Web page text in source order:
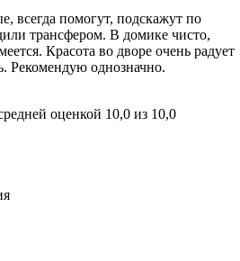
всегда помогут, подскажут по
трансфером. В домике чисто,
Красота во дворе очень радует
Рекомендую однозначно.
оценкой 10,0 из 10,0